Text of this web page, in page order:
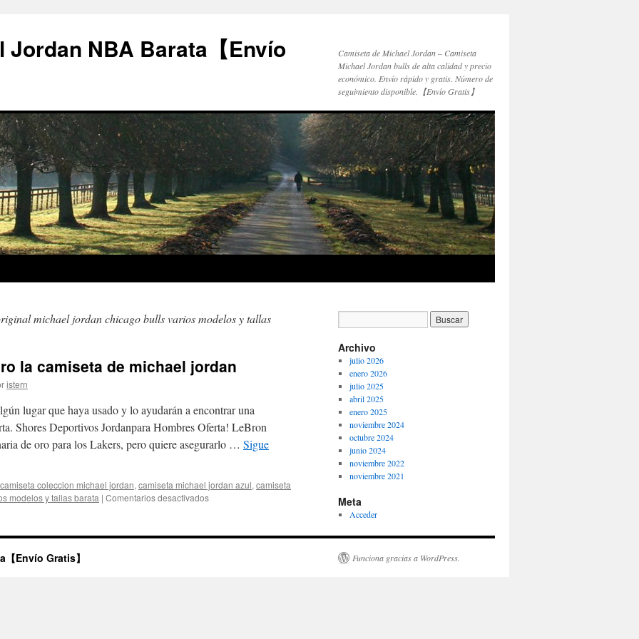
Jordan NBA Barata【Envío
Camiseta de Michael Jordan – Camiseta
Michael Jordan bulls de alta calidad y precio
económico. Envío rápido y gratis. Número de
seguimiento disponible.【Envío Gratis】
michael jordan chicago bulls varios modelos y tallas
la camiseta de michael jordan
istern
lugar que haya usado y lo ayudarán a encontrar una
Shores Deportivos Jordanpara Hombres Oferta! LeBron
de oro para los Lakers, pero quiere asegurarlo … Sigue
camiseta coleccion michael jordan, camiseta michael jordan azul, camiseta
modelos y tallas barata | Comentarios desactivadosen
se
Archivo
julio 2026
enero 2026
julio 2025
abril 2025
enero 2025
noviembre 2024
octubre 2024
junio 2024
noviembre 2022
noviembre 2021
Meta
Acceder
Envío Gratis】 Funciona gracias a WordPress.